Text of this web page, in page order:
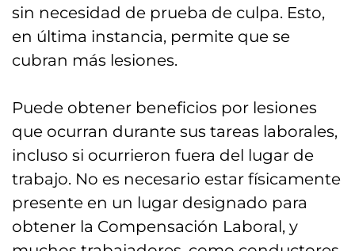
sin necesidad de prueba de culpa. Esto,
en última instancia, permite que se
cubran más lesiones.
Puede obtener beneficios por lesiones
que ocurran durante sus tareas laborales,
incluso si ocurrieron fuera del lugar de
trabajo. No es necesario estar físicamente
presente en un lugar designado para
obtener la Compensación Laboral, y